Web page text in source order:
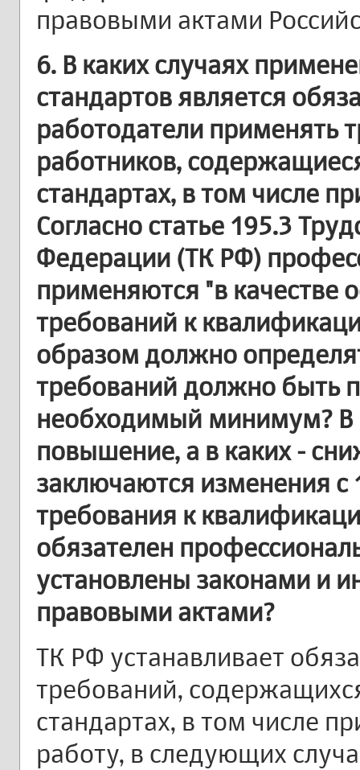
правовыми актами
6. В каких случаях
стандартов является
работодатели применять
работников,
стандартах, в том числе
Согласно статье 195.3
Федерации (ТК РФ)
применяются "в качестве
требований к
образом должно
требований должно быть
необходимый минимум? В
повышение, а в каких -
заключаются изменения с
требования к
обязателен
установлены законами и
правовыми актами?
ТК РФ устанавливает
требований,
стандартах, в том числе
работу, в следующих